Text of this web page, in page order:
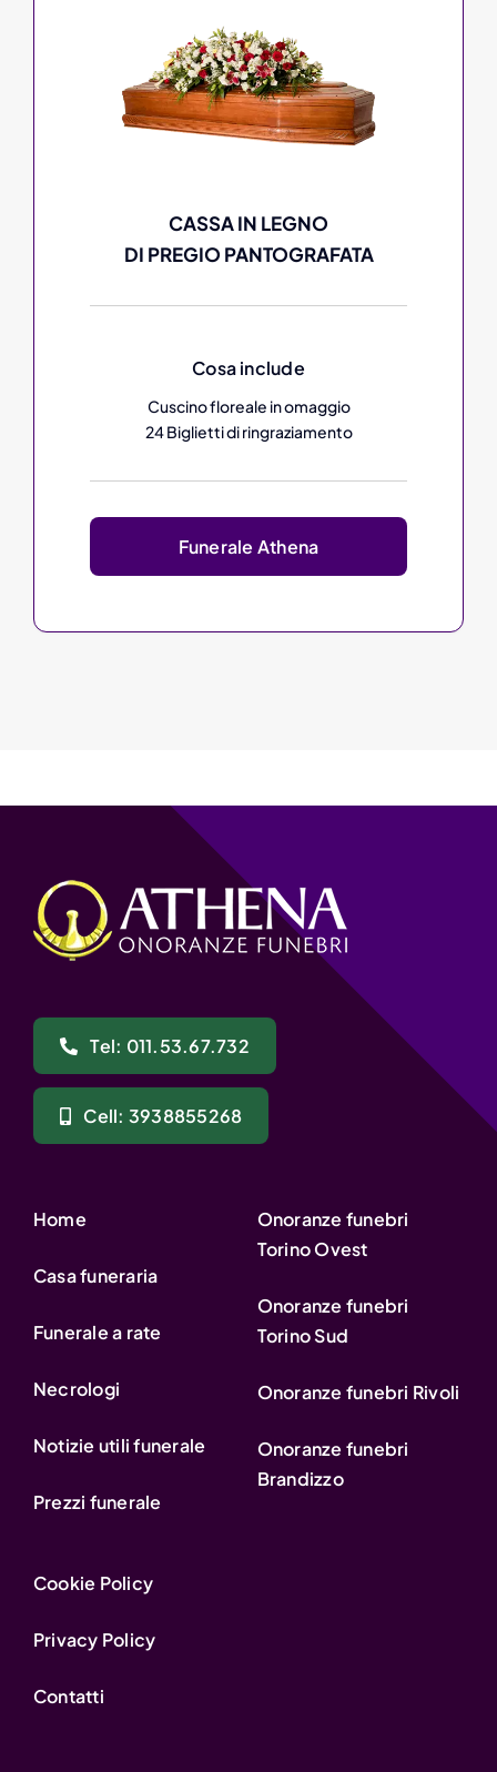
CASSA IN LEGNO
DI PREGIO PANTOGRAFATA
Cosa include
Cuscino floreale in omaggio
24 Biglietti di ringraziamento
Funerale Athena
Tel: 011.53.67.732
Cell: 3938855268
Home
Casa funeraria
Funerale a rate
Necrologi
Notizie utili funerale
Prezzi funerale
Onoranze funebri
Torino Ovest
Onoranze funebri
Torino Sud
Onoranze funebri Rivoli
Onoranze funebri
Brandizzo
Cookie Policy
Privacy Policy
Contatti